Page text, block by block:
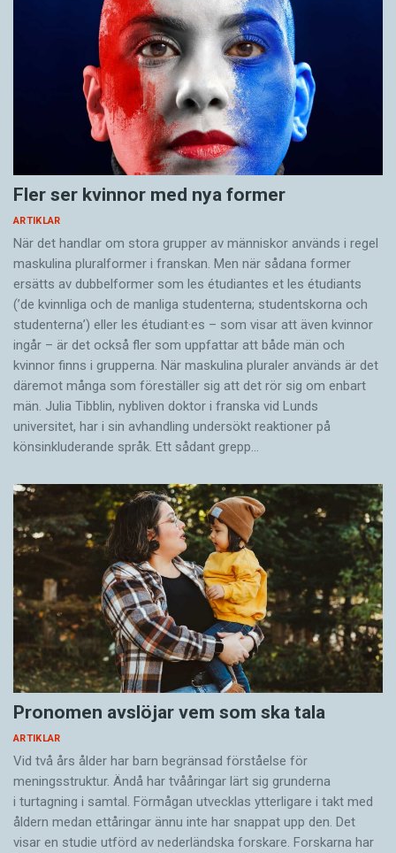
Fler ser kvinnor med nya former
ARTIKLAR
När det handlar om stora grupper av människor används i regel
maskulina pluralformer i franskan. Men när sådana ­former
ersätts av dubbel­former som les étudiantes et les étudiants
(’de kvinnliga och de manliga studenterna; studentskorna och
studenterna’) eller les étudiant·es – som visar att även kvinnor
ingår – är det också fler som uppfattar att både män och
kvinnor finns i grupperna. När maskulina pluraler används är det
där­emot många som föreställer sig att det rör sig om enbart
män. Julia Tibblin, nybliven doktor i franska vid Lunds
universitet, har i sin avhandling undersökt reaktioner på
könsinkluderande språk. Ett sådant grepp…
Pronomen avslöjar vem som ska tala
ARTIKLAR
Vid två års ålder har barn begränsad förståelse för
meningsstruktur. Ändå har tvååringar lärt sig grunderna
i turtagning i samtal. Förmågan utvecklas ytterligare i takt med
åldern medan ettåringar ännu inte har snappat upp den. Det
visar en studie utförd av nederländska forskare. Forskarna har